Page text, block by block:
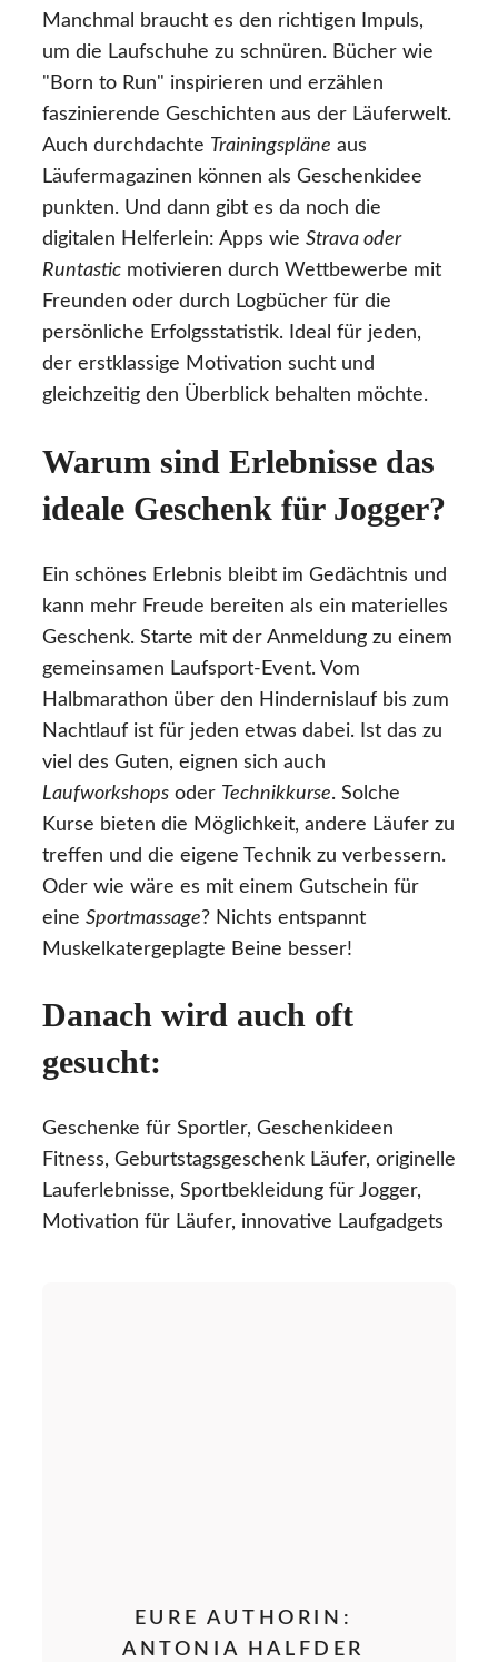
Manchmal braucht es den richtigen Impuls,
um die Laufschuhe zu schnüren. Bücher wie
"Born to Run" inspirieren und erzählen
faszinierende Geschichten aus der Läuferwelt.
Auch durchdachte Trainingspläne aus
Läufermagazinen können als Geschenkidee
punkten. Und dann gibt es da noch die
digitalen Helferlein: Apps wie Strava oder
Runtastic motivieren durch Wettbewerbe mit
Freunden oder durch Logbücher für die
persönliche Erfolgsstatistik. Ideal für jeden,
der erstklassige Motivation sucht und
gleichzeitig den Überblick behalten möchte.
Warum sind Erlebnisse das
ideale Geschenk für Jogger?
Ein schönes Erlebnis bleibt im Gedächtnis und
kann mehr Freude bereiten als ein materielles
Geschenk. Starte mit der Anmeldung zu einem
gemeinsamen Laufsport-Event. Vom
Halbmarathon über den Hindernislauf bis zum
Nachtlauf ist für jeden etwas dabei. Ist das zu
viel des Guten, eignen sich auch
Laufworkshops oder Technikkurse. Solche
Kurse bieten die Möglichkeit, andere Läufer zu
treffen und die eigene Technik zu verbessern.
Oder wie wäre es mit einem Gutschein für
eine Sportmassage? Nichts entspannt
Muskelkatergeplagte Beine besser!
Danach wird auch oft
gesucht:
Geschenke für Sportler, Geschenkideen
Fitness, Geburtstagsgeschenk Läufer, originelle
Lauferlebnisse, Sportbekleidung für Jogger,
Motivation für Läufer, innovative Laufgadgets
EURE AUTHORIN:
ANTONIA HALFDER